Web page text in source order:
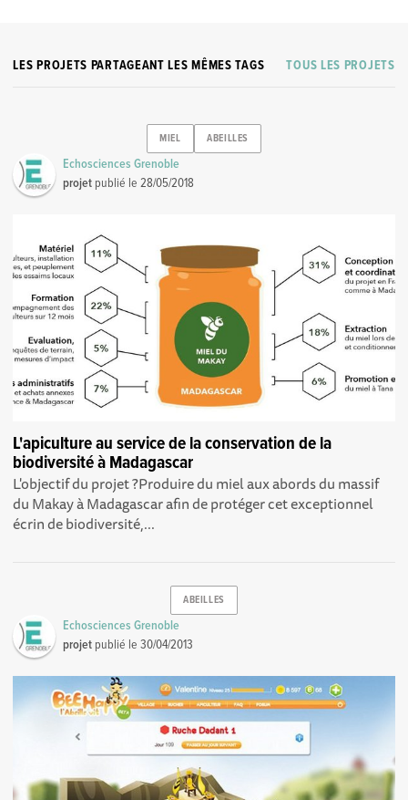
TOUS LES PROJETS
LES PROJETS PARTAGEANT LES MÊMES TAGS
MIEL ABEILLES
Echosciences Grenoble
projet publié le28/05/2018
L'apiculture au service de la conservation de la
biodiversité à Madagascar
L'objectif du projet ?Produire du miel aux abords du massif
du Makay à Madagascar afin de protéger cet exceptionnel
écrin de biodiversité,...
ABEILLES
Echosciences Grenoble
projet publié le30/04/2013